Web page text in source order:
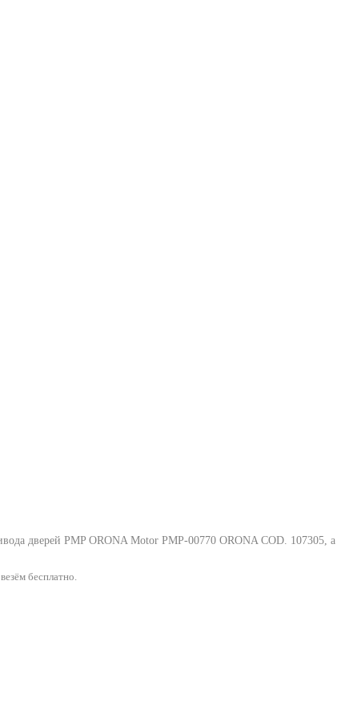
дверей PMP ORONA Motor PMP-00770 ORONA COD. 107305, а
бесплатно.